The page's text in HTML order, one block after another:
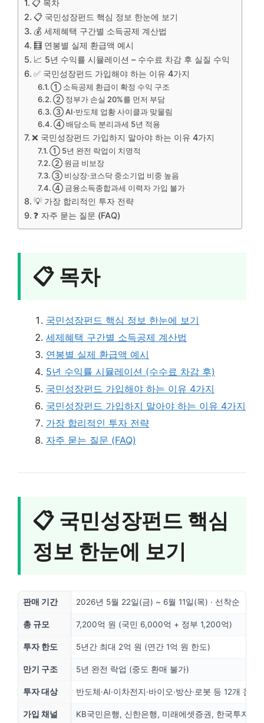
📋 목차
📋 국민성장펀드 핵심 정보 한눈에 보기
💰 세제혜택 구간별 소득공제 계산법
🧮 연봉별 실제 환급액 예시
📈 5년 수익률 시뮬레이션 – 수수료 차감 후 실질 수익
✅ 국민성장펀드 가입해야 하는 이유 4가지
① 소득공제 환급이 확정 수익 구조
② 정부가 손실 20%를 먼저 부담
③ AI·반도체 업황 사이클과 맞물림
④ 배당소득 분리과세 5년 적용
❌ 국민성장펀드 가입하지 말아야 하는 이유 4가지
① 5년 완전 락업이 치명적
② 원금 비보장
③ 비상장·코스닥 중소기업 비중 높음
④ 금융소득종합과세 이력자 가입 불가
💡 가장 합리적인 투자 전략
❓ 자주 묻는 질문 (FAQ)
📋 목차
국민성장펀드 핵심 정보 한눈에 보기
세제혜택 구간별 소득공제 계산법
연봉별 실제 환급액 예시
5년 수익률 시뮬레이션 (수수료 차감 후)
국민성장펀드 가입해야 하는 이유 4가지
국민성장펀드 가입하지 말아야 하는 이유 4가지
가장 합리적인 투자 전략
자주 묻는 질문 (FAQ)
📋 국민성장펀드 핵심
정보 한눈에 보기
판매 기간 2026년 5월 22일(금) ~ 6월 11일(목) · 선착순
총 규모 7,200억 원 (국민 6,000억 + 정부 1,200억)
투자 한도 5년간 최대 2억 원 (연간 1억 원 한도)
만기 구조 5년 완전 락업 (중도 환매 불가)
투자 대상 반도체·AI·이차전지·바이오·방산·로봇 등 12개 첨단
가입 채널 KB국민은행, 신한은행, 미래에셋증권, 한국투자증